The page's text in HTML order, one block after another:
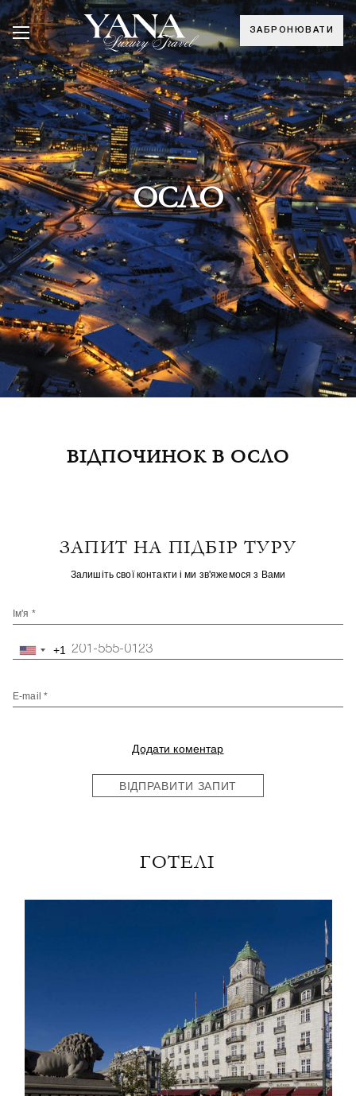
ЗАБРОНЮВАТИ
ОСЛО
ВІДПОЧИНОК В ОСЛО
ЗАПИТ НА ПІДБІР ТУРУ
Залишіть свої контакти і ми зв'яжемося з Вами
Ім'я *
United+1
E-mail *
Додати коментар
ВІДПРАВИТИ ЗАПИТ
ГОТЕЛІ